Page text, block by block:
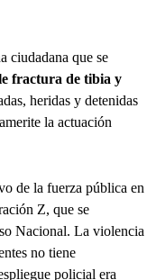
ciudadana que se
fractura de tibia y
heridas y detenidas
la actuación
de la fuerza pública en
Z, que se
Nacional. La violencia
no tiene
policial era